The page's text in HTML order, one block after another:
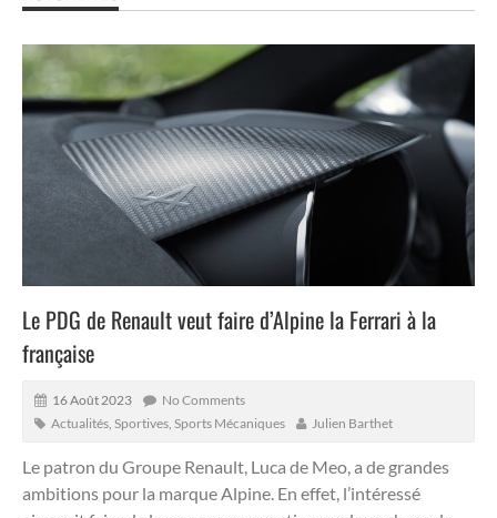
Le PDG de Renault veut faire d’Alpine la Ferrari à la
française
16 Août 2023
No Comments
Actualités Sportives Sports Mécaniques Julien Barthet
Le patron du Groupe Renault, Luca de Meo, a de grandes
ambitions pour la marque Alpine. En effet, l’intéressé